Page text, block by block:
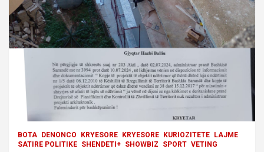
i
o
n
BOTA DENONCO KRYESORE KRYESORE KURIOZITETE
LAJME
SATIRE POLITIKE SHENDETI+ SHOWBIZ SPORT VETING